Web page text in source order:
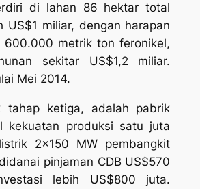
di lahan 86 hektar total
US$1 miliar, dengan harapan
600.000 metrik ton feronikel,
sekitar US$1,2 miliar.
Mei 2014.
tahap ketiga, adalah pabrik
kekuatan produksi satu juta
2×150 MW pembangkit
pinjaman CDB US$570
lebih US$800 juta.